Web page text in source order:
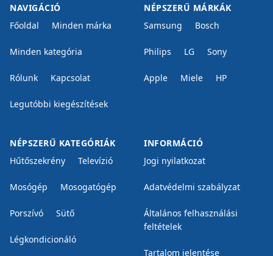
NAVIGÁCIÓ
Főoldal
Minden márka
Minden kategória
Rólunk Kapcsolat
Legutóbbi kiegészítések
NÉPSZERŰ MÁRKÁK
Samsung
Bosch
Philips LG Sony
Apple Miele HP
NÉPSZERŰ KATEGÓRIÁK
Hűtőszekrény
Televízió
Mosógép Mosogatógép
Porszívó Sütő
Légkondicionáló
INFORMÁCIÓ
Jogi nyilatkozat
Adatvédelmi szabályzat
Általános felhasználási
feltételek
Tartalom jelentése